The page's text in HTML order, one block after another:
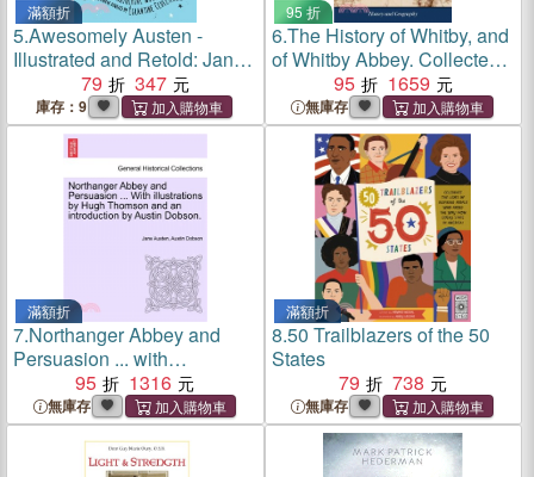
滿額折
5.Awesomely Austen -
Illustrated and Retold: Jane
Austen's Pride and
Prejudice
79 347
庫存：9
95 折
6.The History of Whitby, and
of Whitby Abbey. Collected
from the Original Records of
the Abbey, and Other
Authentic Memoirs, Never
Before Made Public. ...
Divided Into Three Books. ...
by Lionel Charlto
95 1659
無庫存
滿額折
7.Northanger Abbey and
Persuasion ... with
Illustrations by Hugh
Thomson and an
Introduction by Austin
95 1316
無庫存
滿額折
8.50 Trailblazers of the 50
States
79
738
無庫存